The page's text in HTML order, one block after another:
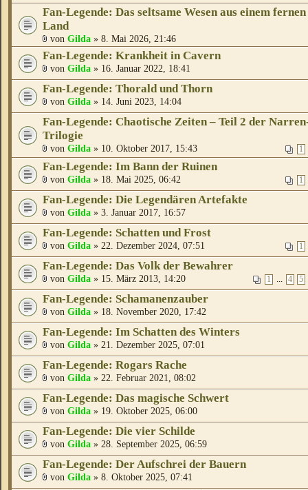
Fan-Legende: Das seltsame Wesen aus einem fernen
Land
von Gilda » 8. Mai 2026, 21:46
Fan-Legende: Krankheit in Cavern
von Gilda » 16. Januar 2022, 18:41
Fan-Legende: Thorald und Thorn
von Gilda » 14. Juni 2023, 14:04
Fan-Legende: Chaotische Zeiten – Teil 2 der
Trilogie
1
von Gilda » 10. Oktober 2017, 15:43
Fan-Legende: Im Bann der Ruinen
1
von Gilda » 18. Mai 2025, 06:42
Fan-Legende: Die Legendären Artefakte
von Gilda » 3. Januar 2017, 16:57
Fan-Legende: Schatten und Frost
1
von Gilda » 22. Dezember 2024, 07:51
Fan-Legende: Das Volk der Bewahrer
1 ... 4 5
von Gilda » 15. März 2013, 14:20
Fan-Legende: Schamanenzauber
von Gilda » 18. November 2020, 17:42
Fan-Legende: Im Schatten des Winters
von Gilda » 21. Dezember 2025, 07:01
Fan-Legende: Rogars Rache
von Gilda » 22. Februar 2021, 08:02
Fan-Legende: Das magische Schwert
von Gilda » 19. Oktober 2025, 06:00
Fan-Legende: Die vier Schilde
von Gilda » 28. September 2025, 06:59
Fan-Legende: Der Aufschrei der Bauern
von Gilda » 8. Oktober 2025, 07:41